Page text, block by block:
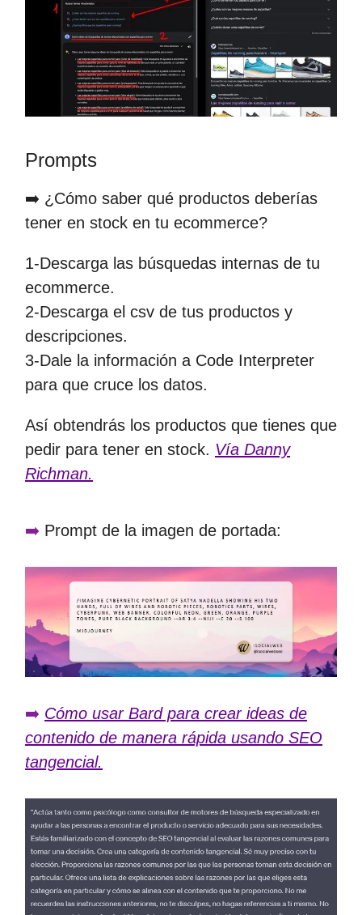
Prompts
➡️ ¿Cómo saber qué productos deberías
tener en stock en tu ecommerce?
1-Descarga las búsquedas internas de tu
ecommerce.
2-Descarga el csv de tus productos y
descripciones.
3-Dale la información a Code Interpreter
para que cruce los datos.
Así obtendrás los productos que tienes que
pedir para tener en stock. Vía Danny
Richman.
➡️ Prompt de la imagen de portada:
➡️ Cómo usar Bard para crear ideas de
contenido de manera rápida usando SEO
tangencial.